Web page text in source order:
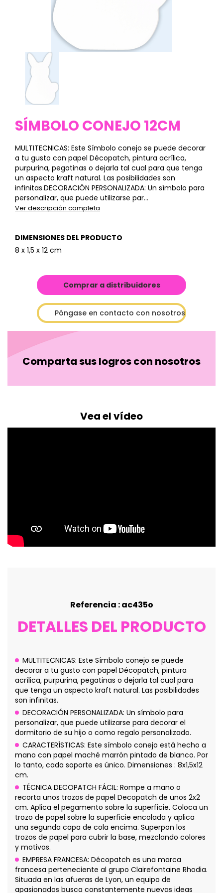
SÍMBOLO CONEJO 12CM
MULTITECNICAS: Este Símbolo conejo se puede decorar
a tu gusto con papel Décopatch, pintura acrílica,
purpurina, pegatinas o dejarla tal cual para que tenga
un aspecto kraft natural. Las posibilidades son
infinitas.DECORACIÓN PERSONALIZADA: Un símbolo para
personalizar, que puede utilizarse par...
Ver descripción completa
DIMENSIONES DEL PRODUCTO
8 x 1,5 x 12 cm
Comprar a distribuidores
Póngase en contacto con nosotros
Comparta sus logros con nosotros
Vea el vídeo
Referencia : ac435o
DETALLES DEL PRODUCTO
MULTITECNICAS: Este Símbolo conejo se puede
decorar a tu gusto con papel Décopatch, pintura
acrílica, purpurina, pegatinas o dejarla tal cual para
que tenga un aspecto kraft natural. Las posibilidades
son infinitas.
DECORACIÓN PERSONALIZADA: Un símbolo para
personalizar, que puede utilizarse para decorar el
dormitorio de su hijo o como regalo personalizado.
CARACTERÍSTICAS: Este símbolo conejo está hecho a
mano con papel maché marrón pintado de blanco. Por
lo tanto, cada soporte es único. Dimensiones : 8x1,5x12
cm.
TÉCNICA DECOPATCH FÁCIL: Rompe a mano o
recorta unos trozos de papel Decopatch de unos 2x2
cm. Aplica el pegamento sobre la superficie. Coloca un
trozo de papel sobre la superficie encolada y aplica
una segunda capa de cola encima. Superpon los
trozos de papel para cubrir la base, mezclando colores
y motivos.
EMPRESA FRANCESA: Décopatch es una marca
francesa perteneciente al grupo Clairefontaine Rhodia.
Situada en las afueras de Lyon, un equipo de
apasionados busca constantemente nuevas ideas